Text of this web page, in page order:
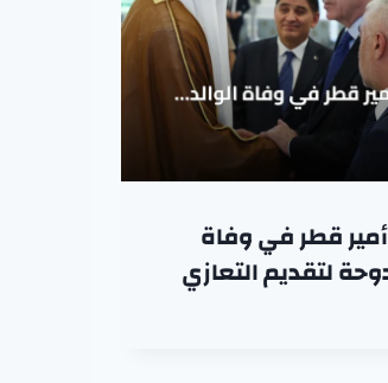
قطر في وفاة
لتقديم التعازي